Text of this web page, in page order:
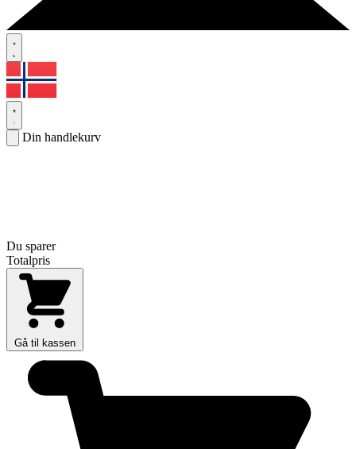
Din handlekurv
Du sparer
Totalpris
Gå til kassen